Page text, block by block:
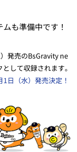
も準備中です！
発売のBsGravity ne
して収録されます。
日（水）発売決定！